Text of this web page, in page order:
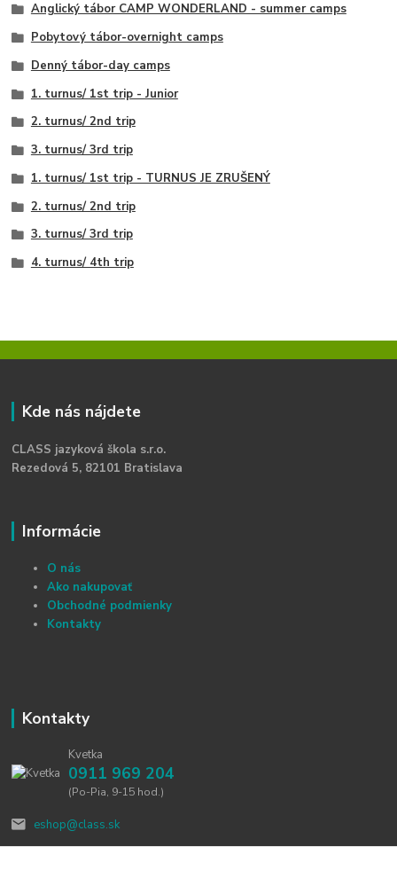
Anglický tábor CAMP WONDERLAND - summer camps
Pobytový tábor-overnight camps
Denný tábor-day camps
1. turnus/ 1st trip - Junior
2. turnus/ 2nd trip
3. turnus/ 3rd trip
1. turnus/ 1st trip - TURNUS JE ZRUŠENÝ
2. turnus/ 2nd trip
3. turnus/ 3rd trip
4. turnus/ 4th trip
Kde nás nájdete
CLASS jazyková škola s.r.o.
Rezedová 5, 82101 Bratislava
Informácie
O nás
Ako nakupovať
Obchodné podmienky
Kontakty
Kontakty
Kvetka
0911 969 204
(Po-Pia, 9-15 hod.)
eshop@class.sk